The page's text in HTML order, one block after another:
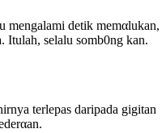
mengalami detik memαlukan,
Itulah, selalu somb0ng kan.
terlepas daripada gigitan